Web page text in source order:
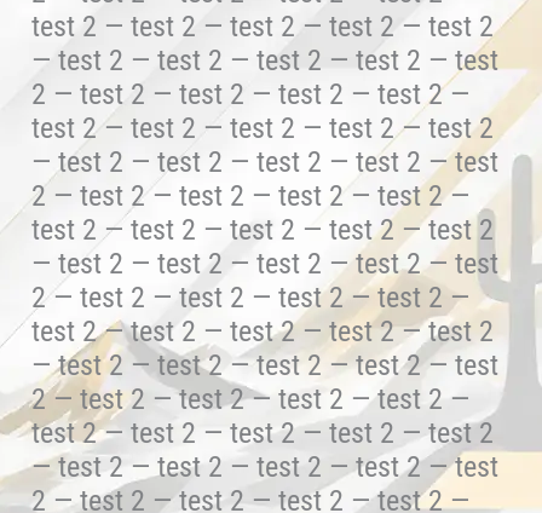
test 2 — test 2 — test 2 — test 2 — test 2
— test 2 — test 2 — test 2 — test 2 — test
2 — test 2 — test 2 — test 2 — test 2 —
test 2 — test 2 — test 2 — test 2 — test 2
— test 2 — test 2 — test 2 — test 2 — test
2 — test 2 — test 2 — test 2 — test 2 —
test 2 — test 2 — test 2 — test 2 — test 2
— test 2 — test 2 — test 2 — test 2 — test
2 — test 2 — test 2 — test 2 — test 2 —
test 2 — test 2 — test 2 — test 2 — test 2
— test 2 — test 2 — test 2 — test 2 — test
2 — test 2 — test 2 — test 2 — test 2 —
test 2 — test 2 — test 2 — test 2 — test 2
— test 2 — test 2 — test 2 — test 2 — test
2 — test 2 — test 2 — test 2 — test 2 —